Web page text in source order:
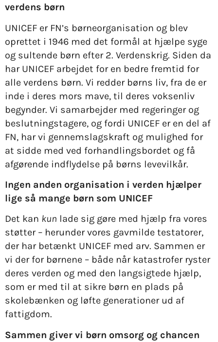
verdens børn
UNICEF er FN’s børneorganisation og blev
oprettet i 1946 med det formål at hjælpe syge
og sultende børn efter 2. Verdenskrig. Siden da
har UNICEF arbejdet for en bedre fremtid for
alle verdens børn. Vi redder børns liv, fra de er
inde i deres mors mave, til deres voksenliv
begynder. Vi samarbejder med regeringer og
beslutningstagere, og fordi UNICEF er en del af
FN, har vi gennemslagskraft og mulighed for
at sidde med ved forhandlingsbordet og få
afgørende indflydelse på børns levevilkår.
Ingen anden organisation i verden hjælper
lige så mange børn som UNICEF
Det kan kun lade sig gøre med hjælp fra vores
støtter – herunder vores gavmilde testatorer,
der har betænkt UNICEF med arv. Sammen er
vi der for børnene – både når katastrofer ryster
deres verden og med den langsigtede hjælp,
som er med til at sikre børn en plads på
skolebænken og løfte generationer ud af
fattigdom.
Sammen giver vi børn omsorg og chancen